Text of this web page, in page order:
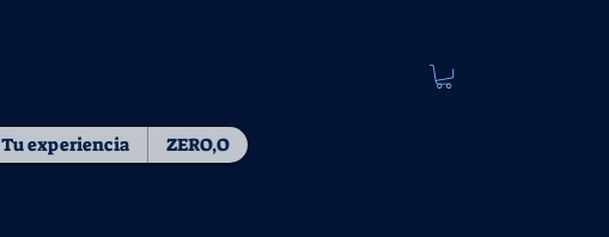
Tu experiencia ZERO,O